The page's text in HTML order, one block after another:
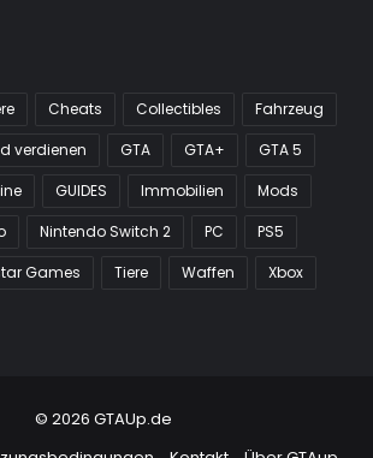
Cheats Collectibles
Fahrzeug
verdienen GTA GTA+
GTA 5
GUIDES Immobilien
Mods
Nintendo Switch 2 PC
PS5
Games Tiere Waffen
Xbox
© 2026 GTAUp.de